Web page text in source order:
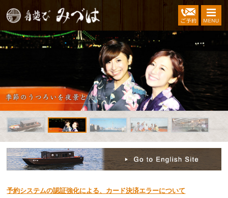
予約システムの認証強化による、カード決済エラーについて